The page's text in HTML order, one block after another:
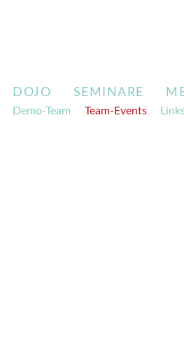
DOJO SEMINARE
Demo-Team Team-Events